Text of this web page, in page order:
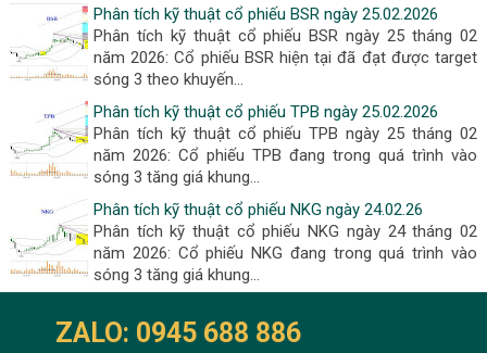
Phân tích kỹ thuật cổ phiếu BSR ngày 25.02.2026
Phân tích kỹ thuật cổ phiếu BSR ngày 25 tháng 02
năm 2026: Cổ phiếu BSR hiện tại đã đạt được target
sóng 3 theo khuyến...
Phân tích kỹ thuật cổ phiếu TPB ngày 25.02.2026
Phân tích kỹ thuật cổ phiếu TPB ngày 25 tháng 02
năm 2026: Cổ phiếu TPB đang trong quá trình vào
sóng 3 tăng giá khung...
Phân tích kỹ thuật cổ phiếu NKG ngày 24.02.26
Phân tích kỹ thuật cổ phiếu NKG ngày 24 tháng 02
năm 2026: Cổ phiếu NKG đang trong quá trình vào
sóng 3 tăng giá khung...
ZALO: 0945 688 886